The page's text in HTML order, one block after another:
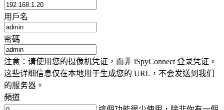
用戶名
密碼
注意：请使用您的摄像机凭证，而非 iSpyConnect 登录凭证。
这些详细信息仅在本地用于生成您的 URL，不会发送到我们
的服务器。
頻道